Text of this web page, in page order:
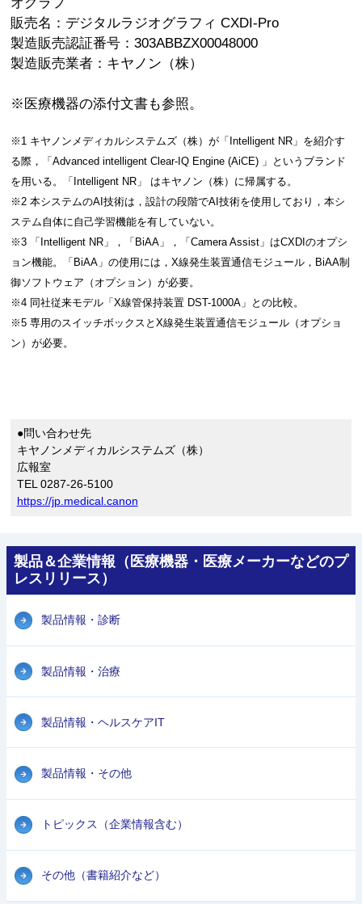
販売名：デジタルラジオグラフィ CXDI-Pro
製造販売認証番号：303ABBZX00048000
製造販売業者：キヤノン（株）
※医療機器の添付文書も参照。
※1 キヤノンメディカルシステムズ（株）が「Intelligent NR」を紹介す
る際，「Advanced intelligent Clear-IQ Engine (AiCE) 」というブランド
を用いる。「Intelligent NR」 はキヤノン（株）に帰属する。
※2 本システムのAI技術は，設計の段階でAI技術を使用しており，本シ
ステム自体に自己学習機能を有していない。
※3 「Intelligent NR」，「BiAA」，「Camera Assist」はCXDIのオプシ
ョン機能。「BiAA」の使用には，X線発生装置通信モジュール，BiAA制
御ソフトウェア（オプション）が必要。
※4 同社従来モデル「X線管保持装置 DST-1000A」との比較。
※5 専用のスイッチボックスとX線発生装置通信モジュール（オプショ
ン）が必要。
●問い合わせ先
キヤノンメディカルシステムズ（株）
広報室
TEL 0287-26-5100
https://jp.medical.canon
製品＆企業情報（医療機器・医療メーカーなどのプ
レスリリース）
製品情報・診断
製品情報・治療
製品情報・ヘルスケアIT
製品情報・その他
トピックス（企業情報含む）
その他（書籍紹介など）